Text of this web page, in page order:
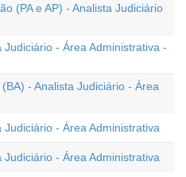
(PA e AP) - Analista Judiciário
- Área Administrativa -
- Analista Judiciário - Área
- Área Administrativa
- Área Administrativa